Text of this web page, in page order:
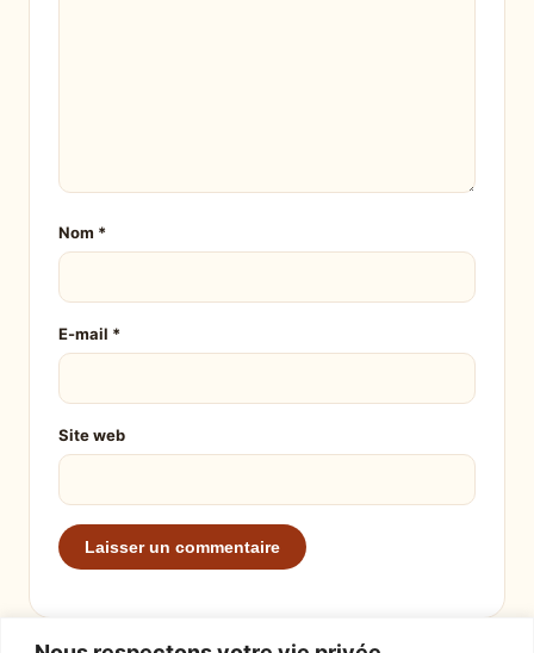
Nom *
E-mail *
Site web